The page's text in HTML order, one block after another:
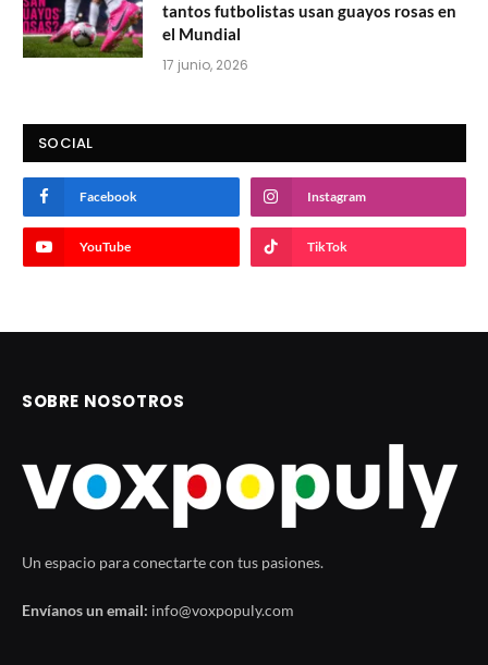
tantos futbolistas usan guayos rosas en
el Mundial
17 junio, 2026
SOCIAL
Facebook Instagram
YouTube TikTok
SOBRE NOSOTROS
Un espacio para conectarte con tus pasiones.
Envíanos un email: info@voxpopuly.com